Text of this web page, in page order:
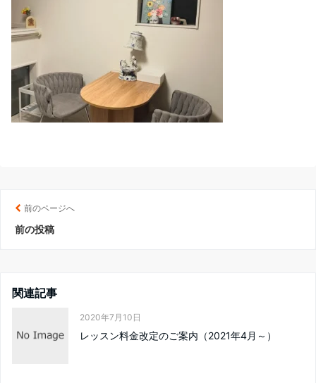
前のページへ
前の投稿
関連記事
2020年7月10日
レッスン料金改定のご案内（2021年4月～）